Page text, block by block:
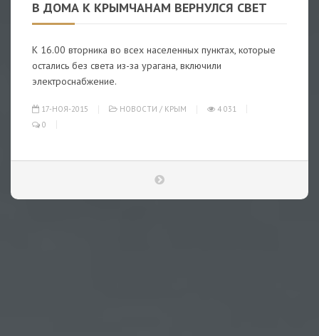
В ДОМА К КРЫМЧАНАМ ВЕРНУЛСЯ СВЕТ
К 16.00 вторника во всех населенных пунктах, которые
остались без света из-за урагана, включили
электроснабжение.
17-НОЯ-2015 НОВОСТИ / КРЫМ
4 031
0